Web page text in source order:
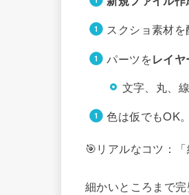
スクショ素材
パーツをレイ
文字、丸、
色は仮でもOK
🎯リアルなコツ：
細かいところまで完